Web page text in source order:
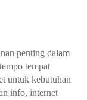
penting dalam
tempat
untuk kebutuhan
info, internet